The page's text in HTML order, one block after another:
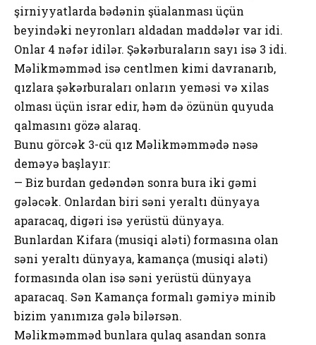
şirniyyatlarda bədənin şüalanması üçün
beyindəki neyronları aldadan maddələr var idi.
Onlar 4 nəfər idilər. Şəkərburaların sayı isə 3 idi.
Məlikməmməd isə centlmen kimi davranarıb,
qızlara şəkərburaları onların yeməsi və xilas
olması üçün israr edir, həm də özünün quyuda
qalmasını gözə alaraq.
Bunu görcək 3-cü qız Məlikməmmədə nəsə
deməyə başlayır:
— Biz burdan gedəndən sonra bura iki gəmi
gələcək. Onlardan biri səni yeraltı dünyaya
aparacaq, digəri isə yerüstü dünyaya.
Bunlardan Kifara (musiqi aləti) formasına olan
səni yeraltı dünyaya, kamança (musiqi aləti)
formasında olan isə səni yerüstü dünyaya
aparacaq. Sən Kamança formalı gəmiyə minib
bizim yanımıza gələ bilərsən.
⁠Məlikməmməd bunlara qulaq asandan sonra